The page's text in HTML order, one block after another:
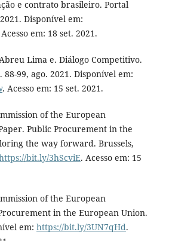
e contrato brasileiro. Portal
Disponível em:
em: 18 set. 2021.
Lima e. Diálogo Competitivo.
88-99, ago. 2021. Disponível em:
. Acesso em: 15 set. 2021.
of the European
Public Procurement in the
the way forward. Brussels,
bit.ly/3hScviE. Acesso em: 15
of the European
in the European Union.
em: https://bit.ly/3UN7qHd.